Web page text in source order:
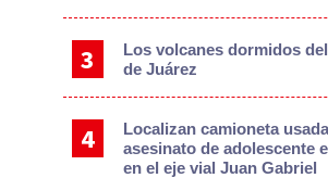
Los volcanes dormidos
de Juárez
Localizan camioneta
asesinato de adolescente
en el eje vial Juan Gabriel